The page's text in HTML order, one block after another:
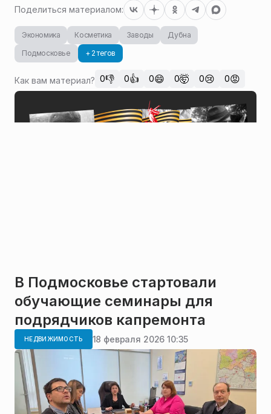
Поделиться материалом:
Экономика Косметика Заводы
Дубна
Подмосковье
+ 2 тегов
Как вам материал? 0👎 0👍 0😄 0🤯 0😢 0😡
В Подмосковье стартовали
обучающие семинары для
подрядчиков капремонта
НЕДВИЖИМОСТЬ 18 февраля 2026 10:35